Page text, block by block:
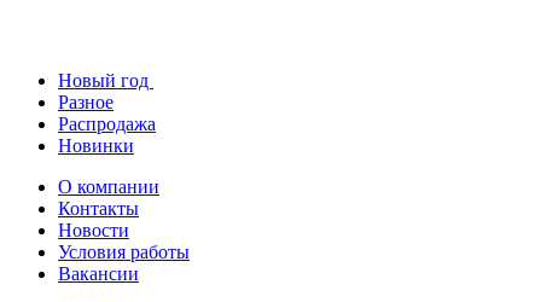
Новый год
Разное
Распродажа
Новинки
О компании
Контакты
Новости
Условия работы
Вакансии